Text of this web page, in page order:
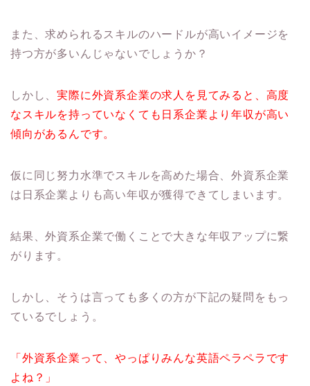
また、求められるスキルのハードルが高いイメージを
持つ方が多いんじゃないでしょうか？
しかし、実際に外資系企業の求人を見てみると、高度
なスキルを持っていなくても日系企業より年収が高い
傾向があるんです。
仮に同じ努力水準でスキルを高めた場合、外資系企業
は日系企業よりも高い年収が獲得できてしまいます。
結果、外資系企業で働くことで大きな年収アップに繋
がります。
しかし、そうは言っても多くの方が下記の疑問をもっ
ているでしょう。
「外資系企業って、やっぱりみんな英語ペラペラです
よね？」